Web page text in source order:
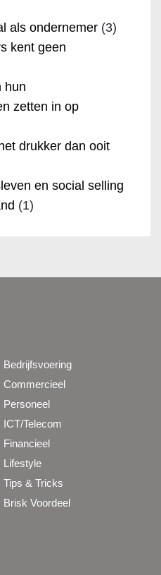
als ondernemer (3)
kent geen
hun
zetten in op
drukker dan ooit
en social selling
(1)
Bedrijfsvoering
Commercieel
Personeel
ICT/Telecom
Financieel
Lifestyle
Tips & Tricks
Brisk Voordeel